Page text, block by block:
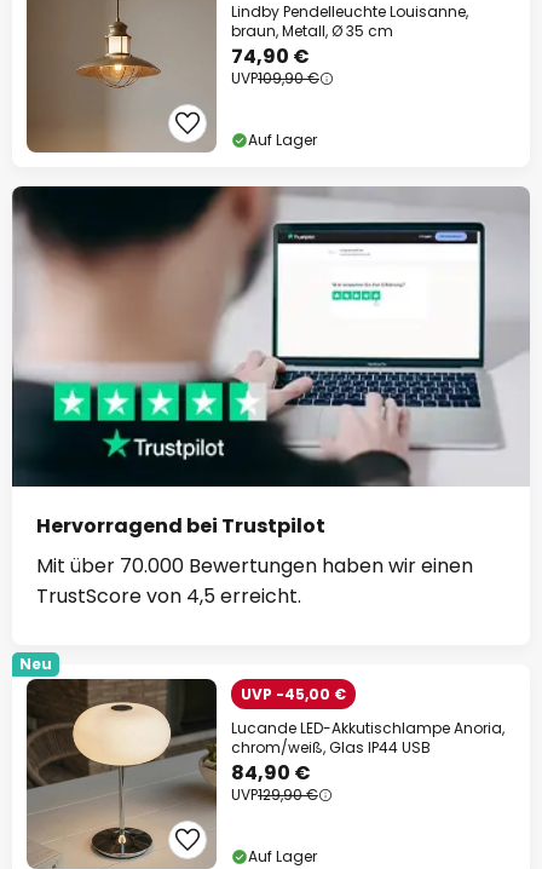
Lindby Pendelleuchte Louisanne,
braun, Metall, Ø 35 cm
74,90 €
UVP109,90 €
Auf Lager
Hervorragend bei Trustpilot
Mit über 70.000 Bewertungen haben wir einen
TrustScore von 4,5 erreicht.
Neu
UVP -45,00 €
Lucande LED-Akkutischlampe Anoria,
chrom/weiß, Glas IP44 USB
84,90 €
UVP129,90 €
Auf Lager